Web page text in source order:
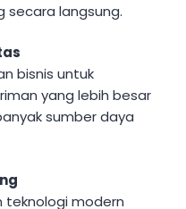
langsung.
bisnis untuk
yang lebih besar
sumber daya
teknologi modern